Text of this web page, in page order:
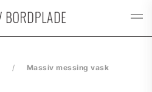
Massiv messing vask